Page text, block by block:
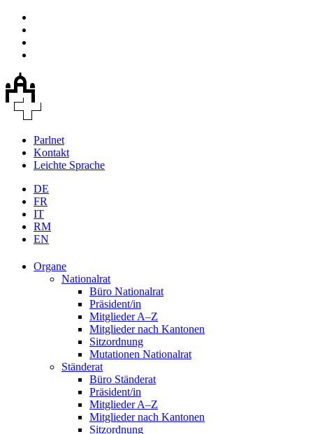
Parlnet
Kontakt
Leichte Sprache
DE
FR
IT
RM
EN
Organe
Nationalrat
Büro Nationalrat
Präsident/in
Mitglieder A–Z
Mitglieder nach Kantonen
Sitzordnung
Mutationen Nationalrat
Ständerat
Büro Ständerat
Präsident/in
Mitglieder A–Z
Mitglieder nach Kantonen
Sitzordnung